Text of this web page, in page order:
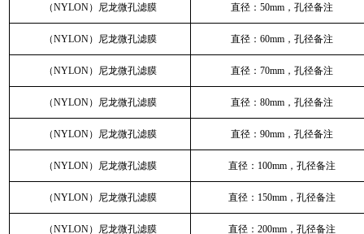
（NYLON）尼龙微孔滤膜 直径：50mm，孔径备注
（NYLON）尼龙微孔滤膜 直径：60mm，孔径备注
（NYLON）尼龙微孔滤膜 直径：70mm，孔径备注
（NYLON）尼龙微孔滤膜 直径：80mm，孔径备注
（NYLON）尼龙微孔滤膜 直径：90mm，孔径备注
（NYLON）尼龙微孔滤膜 直径：100mm，孔径备注
（NYLON）尼龙微孔滤膜 直径：150mm，孔径备注
（NYLON）尼龙微孔滤膜 直径：200mm，孔径备注